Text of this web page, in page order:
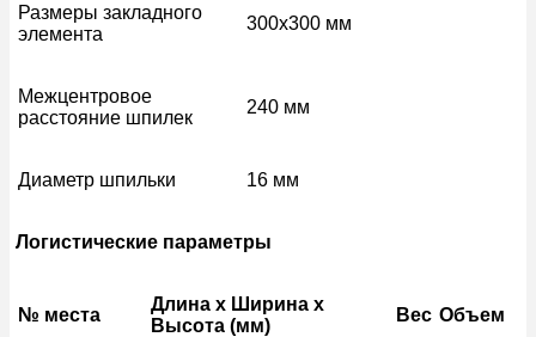
Размеры закладного
элемента
300х300 мм
Межцентровое
расстояние шпилек
240 мм
Диаметр шпильки 16 мм
Логистические параметры
№ места
Длина x Ширина x
Высота (мм)
Вес Объем